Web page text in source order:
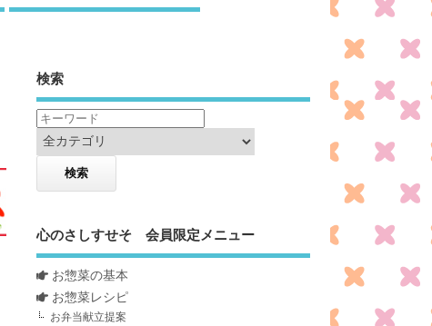
検索
心のさしすせそ 会員限定メニュー
お惣菜の基本
お惣菜レシピ
お弁当献立提案